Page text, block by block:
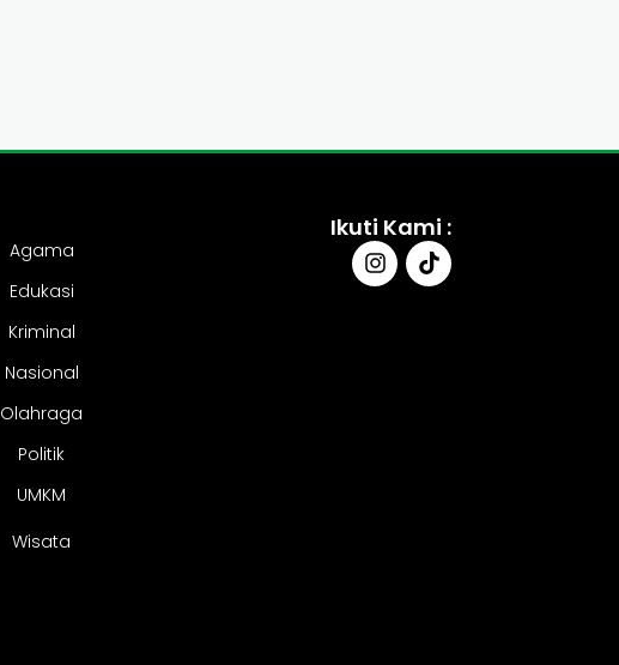
Agama
Edukasi
Kriminal
Nasional
Olahraga
Politik
UMKM
Wisata
Ikuti Kami :